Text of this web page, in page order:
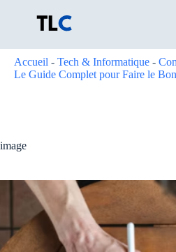
Accueil - Tech & Informatique -
Le Guide Complet pour Faire le
image